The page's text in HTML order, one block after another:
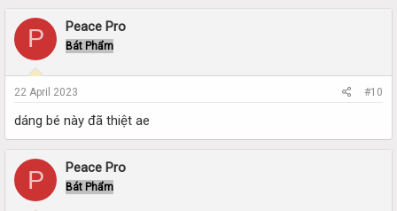
P Peace Pro
Bát Phẩm
22 April 2023 #10
dáng bé này đã thiệt ae
P Peace Pro
Bát Phẩm